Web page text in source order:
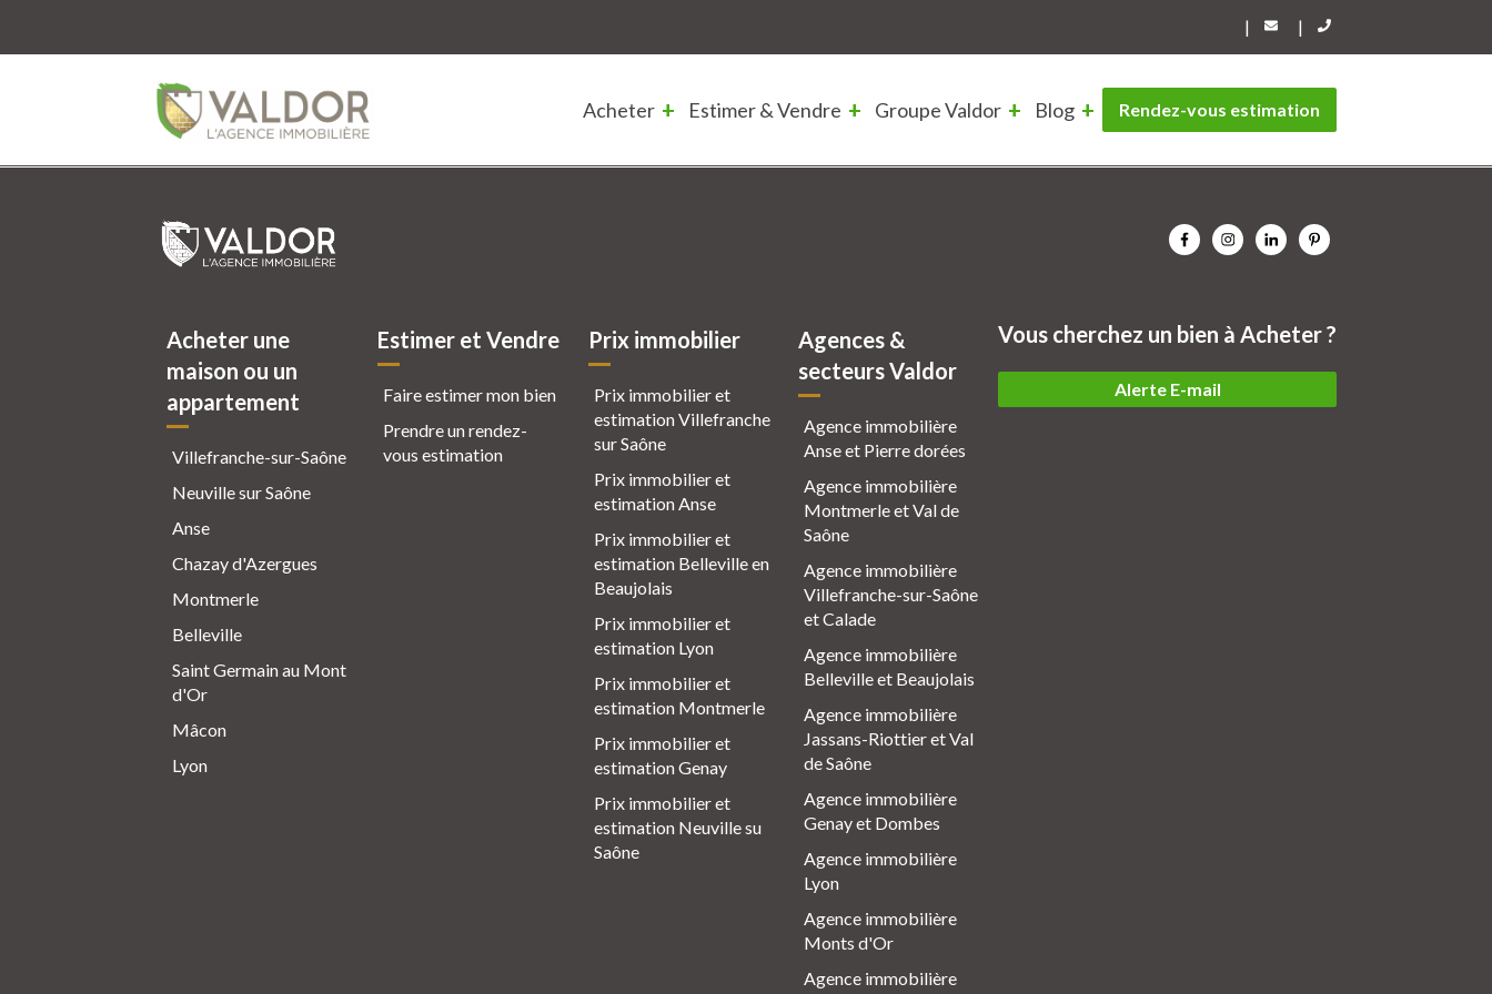
| |
Acheter Estimer & Vendre Groupe Valdor Blog Rendez-vous estimation
Acheter une
maison ou un
appartement
Villefranche-sur-Saône
Neuville sur Saône
Anse
Chazay d'Azergues
Montmerle
Belleville
Saint Germain au Mont
d'Or
Mâcon
Lyon
Estimer et Vendre
Faire estimer mon bien
Prendre un rendez-
vous estimation
Prix immobilier
Prix immobilier et
estimation Villefranche
sur Saône
Prix immobilier et
estimation Anse
Prix immobilier et
estimation Belleville en
Beaujolais
Prix immobilier et
estimation Lyon
Prix immobilier et
estimation Montmerle
Prix immobilier et
estimation Genay
Prix immobilier et
estimation Neuville su
Saône
Agences &
secteurs Valdor
Agence immobilière
Anse et Pierre dorées
Agence immobilière
Montmerle et Val de
Saône
Agence immobilière
Villefranche-sur-Saône
et Calade
Agence immobilière
Belleville et Beaujolais
Agence immobilière
Jassans-Riottier et Val
de Saône
Agence immobilière
Genay et Dombes
Agence immobilière
Lyon
Agence immobilière
Monts d'Or
Agence immobilière
Vous cherchez un bien à Acheter ?
Alerte E-mail